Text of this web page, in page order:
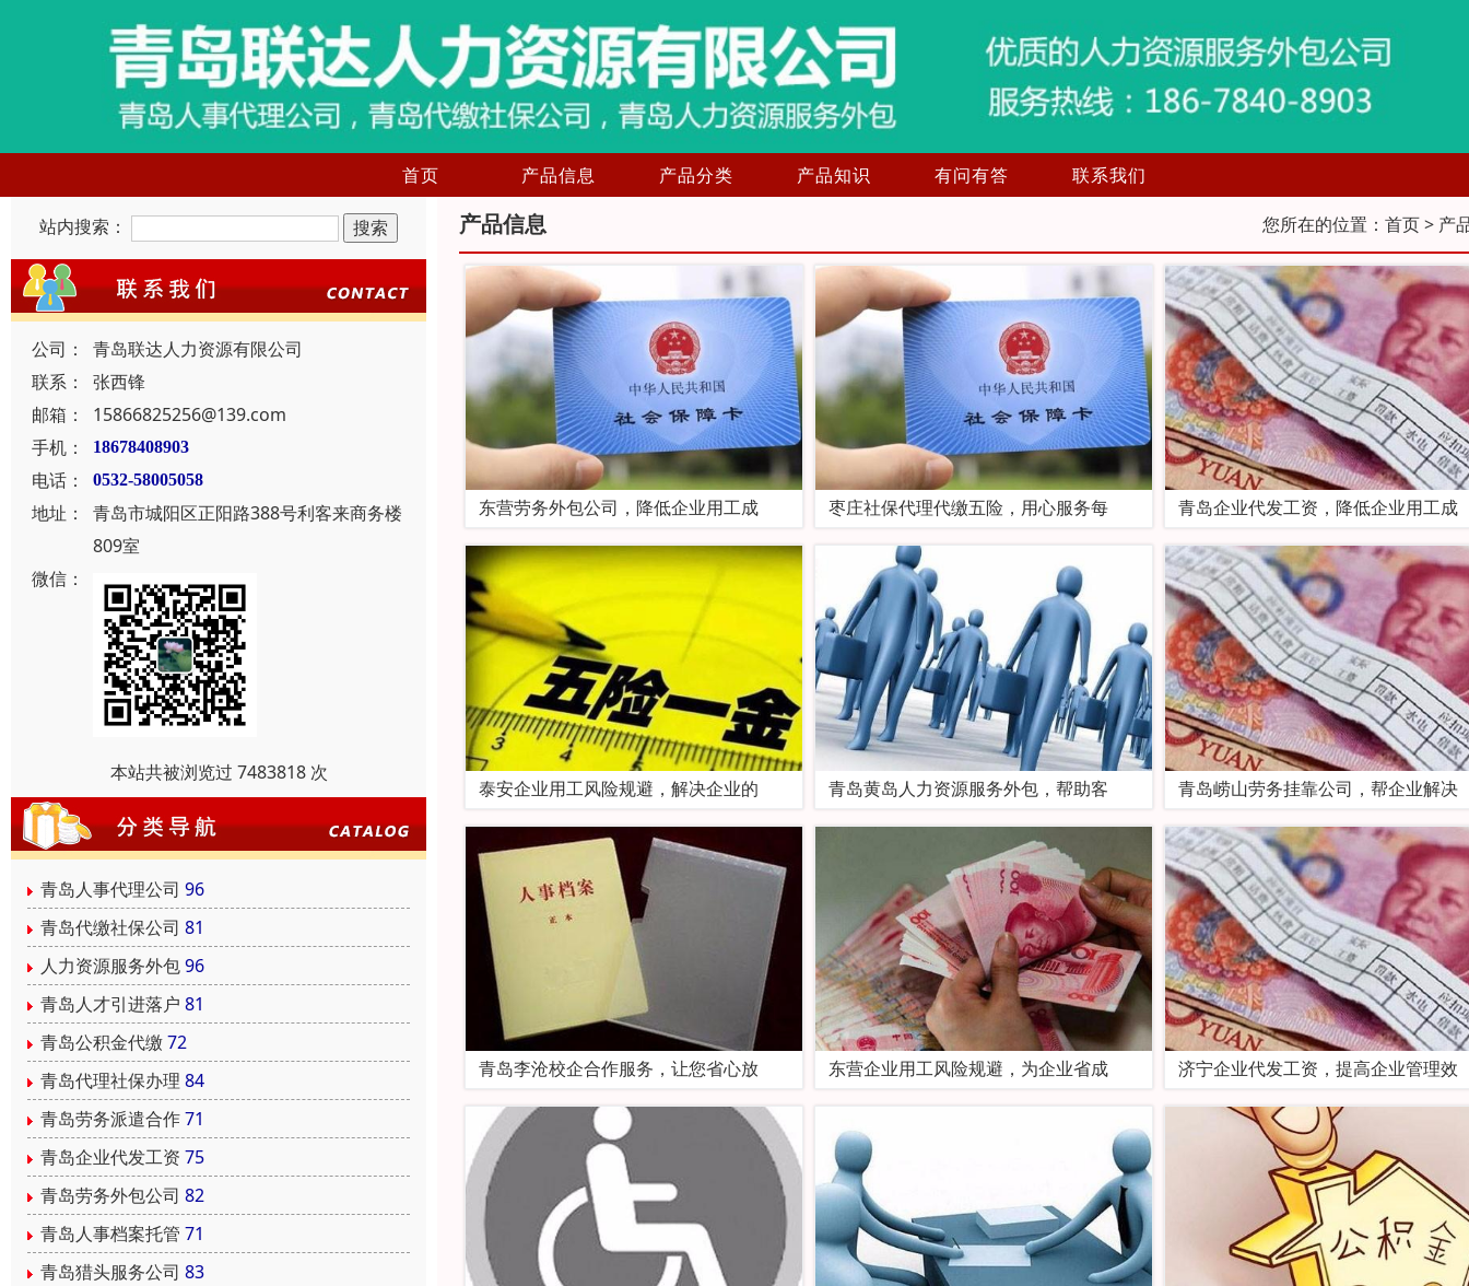
首页 产品信息 产品分类 产品知识 有问有答 联系我们
站内搜索：
公司：
青岛联达人力资源有限公司
联系：
张西锋
邮箱：
15866825256@139.com
手机：
18678408903
电话： 0532-58005058
地址：
青岛市城阳区正阳路388号利客来商务楼
809室
微信：
本站共被浏览过 7483818 次
青岛人事代理公司 96
青岛代缴社保公司 81
人力资源服务外包96
青岛人才引进落户 81
青岛公积金代缴72
青岛代理社保办理 84
青岛劳务派遣合作71
青岛企业代发工资 75
青岛劳务外包公司 82
青岛人事档案托管 71
青岛猎头服务公司 83
产品信息 您所在的位置： 首页> 产
东营劳务外包公司，降低企业用工成 枣庄社保代理代缴五险，用心服务每 青岛企业代发工资，降低企业用工成
泰安企业用工风险规避，解决企业的 青岛黄岛人力资源服务外包，帮助客 青岛崂山劳务挂靠公司，帮企业解决
青岛李沧校企合作服务，让您省心放 东营企业用工风险规避，为企业省成 济宁企业代发工资，提高企业管理效